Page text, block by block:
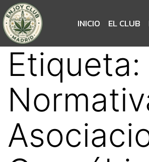
INICIO EL CLUB
Etiqueta: